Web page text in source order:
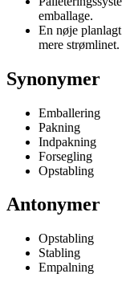
emballage.
En nøje
mere strømlinet.
Synonymer
Emballering
Pakning
Indpakning
Forsegling
Opstabling
Antonymer
Opstabling
Stabling
Empalning